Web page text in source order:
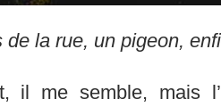
de la rue, un pigeon,
il me semble, mais